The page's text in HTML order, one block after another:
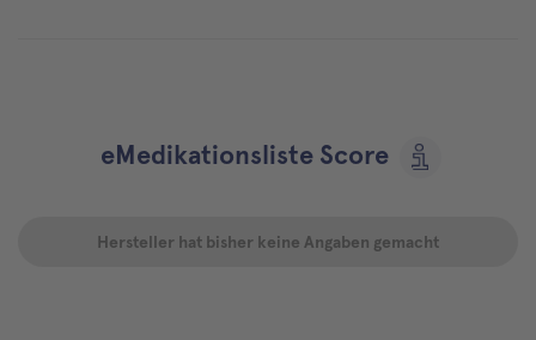
eMedikationsliste Score
Hersteller hat bisher keine Angaben gemacht